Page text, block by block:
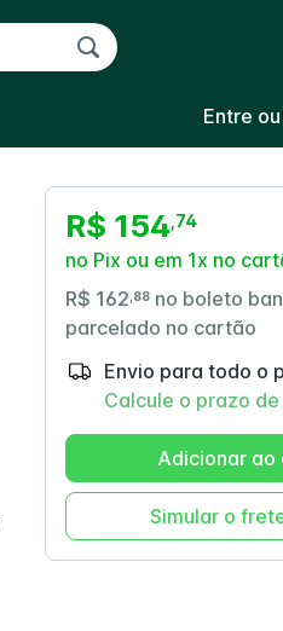
Entre
R$ 154 74
no Pix ou em 1x no
R$ 162 88 no boleto
parcelado no cartão
Envio para todo o
Calcule o prazo
Adicionar ao
Simular o